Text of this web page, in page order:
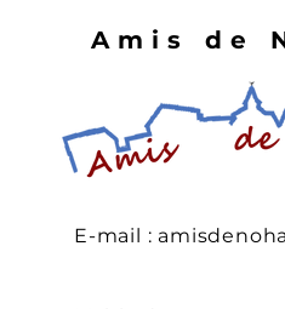
Amis de
E-mail :